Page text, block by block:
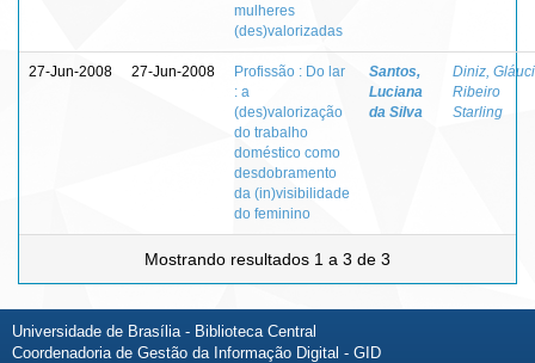
mulheres
(des)valorizadas
27-Jun-2008 27-Jun-2008
Profissão : Do lar
: a
(des)valorização
do trabalho
doméstico como
desdobramento
da (in)visibilidade
do feminino
Santos,
Luciana
da Silva
Diniz,
Ribeiro
Starling
Mostrando resultados 1 a 3 de 3
Universidade de Brasília - Biblioteca Central
Coordenadoria de Gestão da Informação Digital - GID